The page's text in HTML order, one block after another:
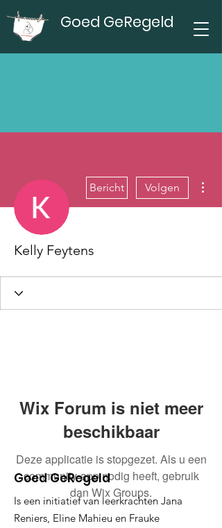
Goed GeRegeld
Bericht Volgen
Kelly Feytens
Wix Forum is niet meer
beschikbaar
Deze applicatie is stopgezet. Als u een
community-app nodig heeft, gebruik
dan Wix Groups.
Goed GeRegeld
Is een initiatief van leerkrachten Jana
Reniers, Eline Mahieu en Frauke